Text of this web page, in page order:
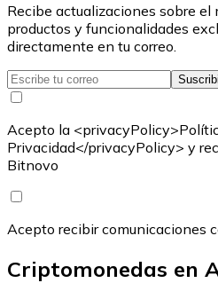
Recibe actualizaciones sobre el
productos y funcionalidades
directamente en tu correo.
Acepto la
Privacidad</privacyPolicy> y
Bitnovo
Acepto recibir comunicaciones
Criptomonedas en